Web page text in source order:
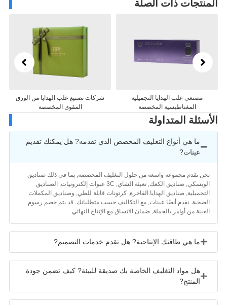
مصنعي علب الهدايا التجميلية
المغناطيسية المخصصة
شركات تصنيع علب الهدايا من الورق
المقوى المخصصة
شركات
المتداولة
ما هي أنواع التغليف المخصص الذي تقدمه? هل يمكنك تقديم
عينات?
نقدم مجموعة واسعة من حلول التغليف المخصصة, بما في ذلك صناديق
الويسكي, صناديق الكعك, تعبئة الشاي, 3C عبوات إلكترونيات, الصناديق
صناديق الهدايا الفاخرة, كرتونات قابلة للطي, وصناديق المكملات
نقدم أيضًا عينات, مع التكاليف حسب متطلباتك. قد يتم خصم رسوم
من أوامر بالجملة, ضمان الاتساق مع الإنتاج النهائي.
ما هي طاقتك الإنتاجية? هل تقدم خدمات التصميم?
هل مواد التغليف الخاصة بك صديقة للبيئة? كيف تضمن جودة
المنتج?